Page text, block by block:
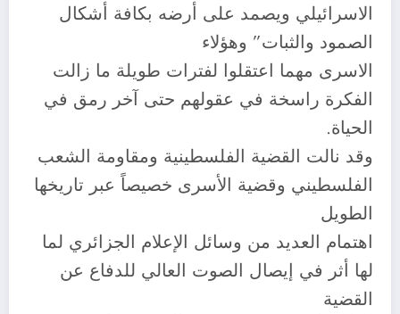
الاسرائيلي ويصمد على أرضه بكافة أشكال
الصمود والثبات” وهؤلاء
الاسرى مهما اعتقلوا لفترات طويلة ما زالت
الفكرة راسخة في عقولهم حتى آخر رمق في
الحياة.
وقد نالت القضية الفلسطينية ومقاومة الشعب
الفلسطيني وقضية الأسرى خصيصاً عبر تاريخها
الطويل
اهتمام العديد من وسائل الإعلام الجزائري لما
لها أثر في إيصال الصوت العالي للدفاع عن
القضية